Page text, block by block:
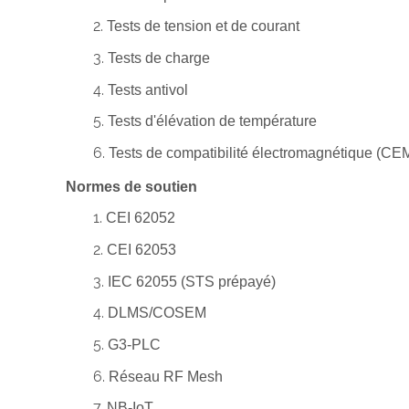
Tests de tension et de courant
Tests de charge
Tests antivol
Tests d'élévation de température
Tests de compatibilité électromagnétique
Normes de soutien
CEI 62052
CEI 62053
IEC 62055 (STS prépayé)
DLMS/COSEM
G3-PLC
Réseau RF Mesh